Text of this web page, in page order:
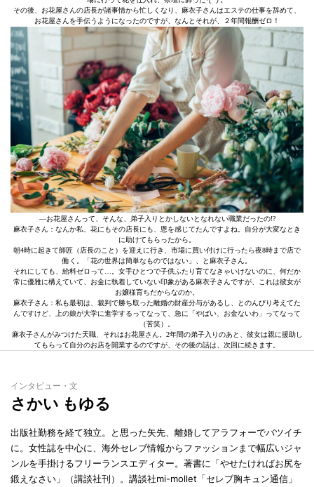
その後、お花屋さんの店長が諸事情から忙しくなり、麻衣子さんはエステの仕事を辞めて、
お花屋さんを手伝うようになったのですが、なんとそれが、２年間報酬ゼロ！
―お花屋さんって、そんな、弟子入りとかしないとなれない職業だったの!?
麻衣子さん：なんか私、花にもその店長にも、恩を感じてたんですよね。自分が大変なとき
に助けてもらったから。
朝4時に起きて師匠（店長のこと）を迎えに行き、市場に買い付けに行ったら夜8時まで店で
働く。「花の世界は簡単なものではない」、と麻衣子さん。
それにしても、給料ゼロって…。女手ひとつで子供ふたり育てなきゃいけないのに、何だか
常に優雅に構えていて、お金に執着していない印象がある麻衣子さんですが、これは彼女が
お嬢様育ちだからなのか。
麻衣子さん：私も最初は、裁判で勝ち取った離婚の財産分与があるし、とのんびり考えてた
んですけど、上の娘が大学に進学するってなって、急に「やばい、お金ないわ」ってなって
（苦笑）。
麻衣子さんがみつけた天職、それはお花屋さん。2年間の弟子入りのあと、彼女は親に援助し
てもらって自分のお店を開業するのですが、その後の話は、次回に続きます。
インタビュー・文
さかい もゆる
出版社勤務を経て独立。と思った矢先、離婚してアラフォーでバツイチ
に。女性誌を中心に、海外セレブ情報からファッションまで幅広いジャ
ンルを手掛けるフリーランスエディター。著書に「やせたければお尻を
鍛えなさい」（講談社刊）。講談社mi-mollet「セレブ胸キュン通信」